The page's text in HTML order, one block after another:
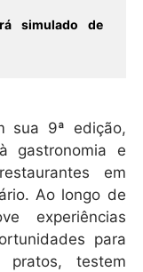
simulado de
sua 9ª edição,
gastronomia e
em
Ao longo de
experiências
para
pratos, testem